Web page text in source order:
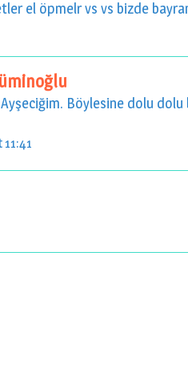
el öpmelr vs vs bizde
Böylesine dolu